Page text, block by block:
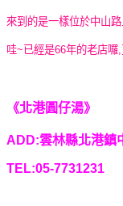
來到的是一樣位於中山
哇~已經是66年的老店囉
《北港圓仔湯》
ADD:雲林縣北港鎮
TEL:05-7731231